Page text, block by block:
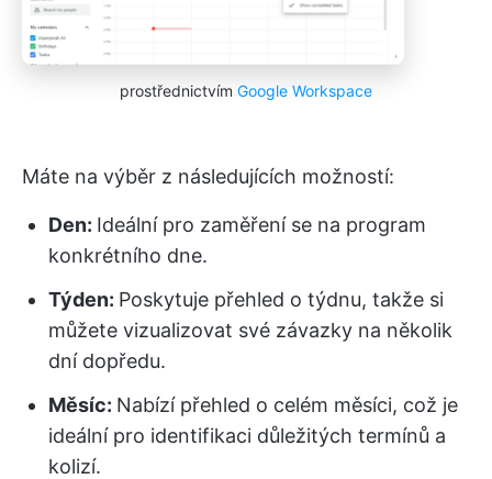
prostřednictvím Google Workspace
Máte na výběr z následujících možností:
Den: Ideální pro zaměření se na program
konkrétního dne.
Týden: Poskytuje přehled o týdnu, takže si
můžete vizualizovat své závazky na několik
dní dopředu.
Měsíc: Nabízí přehled o celém měsíci, což je
ideální pro identifikaci důležitých termínů a
kolizí.